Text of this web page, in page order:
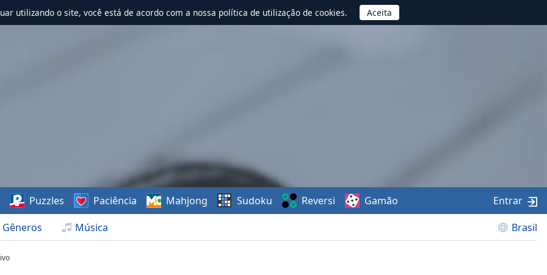
utilizando o site, você está de acordo com a nossa política de utilização de cookies.
Gêneros Música Brasil
Puzzles Paciência Mahjong Sudoku Reversi Gamão Entrar